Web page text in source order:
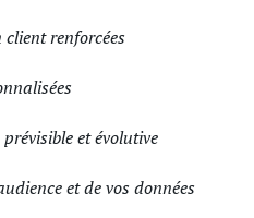
renforcées
et évolutive
et de vos données